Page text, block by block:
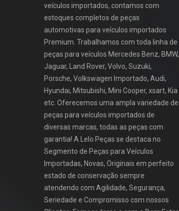
veículos importados, contamos com
estoques completos de peças
automotivas para veículos importados
Premium. Trabalhamos com toda linha de
peças para veículos Mercedes Benz, BMW,
Jaguar, Land Rover, Volvo, Suzuki,
Porsche, Volkswagen Importado, Audi,
Hyundai, Mitsubishi, Mini Cooper, xsart, Kia
etc. Oferecemos uma ampla variedade de
peças para veículos importados de
diversas marcas, todas as peças com
garantia! A Lelo Peças se destaca no
Segmento de Peças para Veículos
Importadas, Novas, Originais em perfeito
estado de conservação sempre
atendendo com Agilidade, Segurança,
Seriedade e Compromisso com nossos